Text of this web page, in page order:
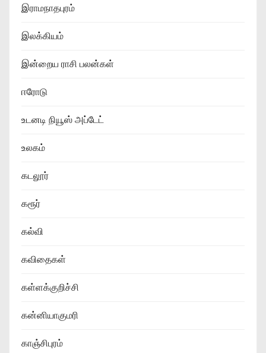
இராமநாதபுரம்
இலக்கியம்
இன்றைய ராசி பலன்கள்
ஈரோடு
உடனடி நியூஸ் அப்டேட்
உலகம்
கடலூர்
கரூர்
கல்வி
கவிதைகள்
கள்ளக்குறிச்சி
கன்னியாகுமரி
காஞ்சிபுரம்